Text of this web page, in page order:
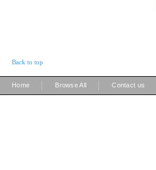
Back to top
Home Browse All Contact us